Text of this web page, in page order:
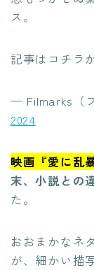
ス。
記事はコチラ
— Filmarks（
2024
映画『愛に乱暴
末、小説との
た。
おおまかなネ
が、細かい描